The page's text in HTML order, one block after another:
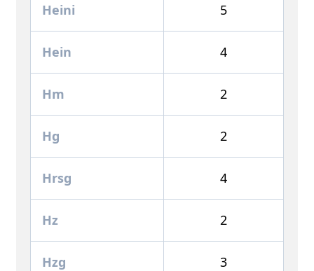
Heini 5
Hein 4
Hm 2
Hg 2
Hrsg 4
Hz 2
Hzg 3